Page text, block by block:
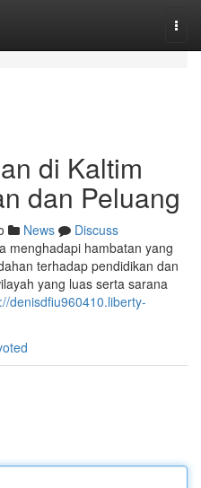
di Kaltim
dan Peluang
News
Discuss
menghadapi hambatan yang
terhadap pendidikan dan
yang luas serta sarana
denisdfiu960410.liberty-